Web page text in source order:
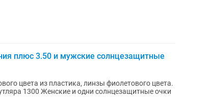
плюс 3.50 и мужские солнцезащитные
цвета из пластика, линзы фиолетового цвета.
1300 Женские и одни солнцезащитные очки